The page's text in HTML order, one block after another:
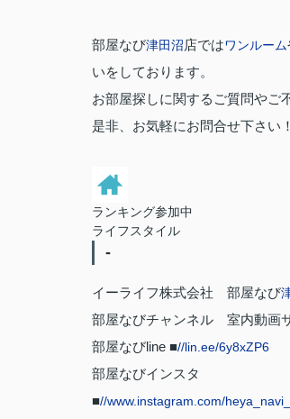
部屋なび津田沼店ではワンルーム
いをしております。
お部屋探しに関するご質問やご
是非、お気軽にお問合せ下さい！
ランキング参加中
ライフスタイル
-
イーライフ株式会社 部屋なび
部屋なびチャンネル 室内動画
部屋なびline ■//lin.ee/6y8xZP6
部屋なびインスタ
■//www.instagram.com/